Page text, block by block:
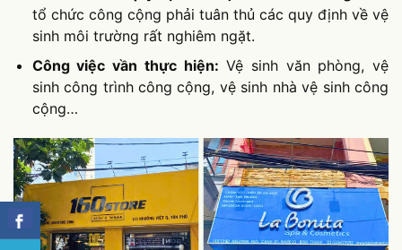
tổ chức công cộng phải tuân thủ các quy định về vệ
sinh môi trường rất nghiêm ngặt.
Công việc vần thực hiện: Vệ sinh văn phòng, vệ
sinh công trình công cộng, vệ sinh nhà vệ sinh công
cộng…